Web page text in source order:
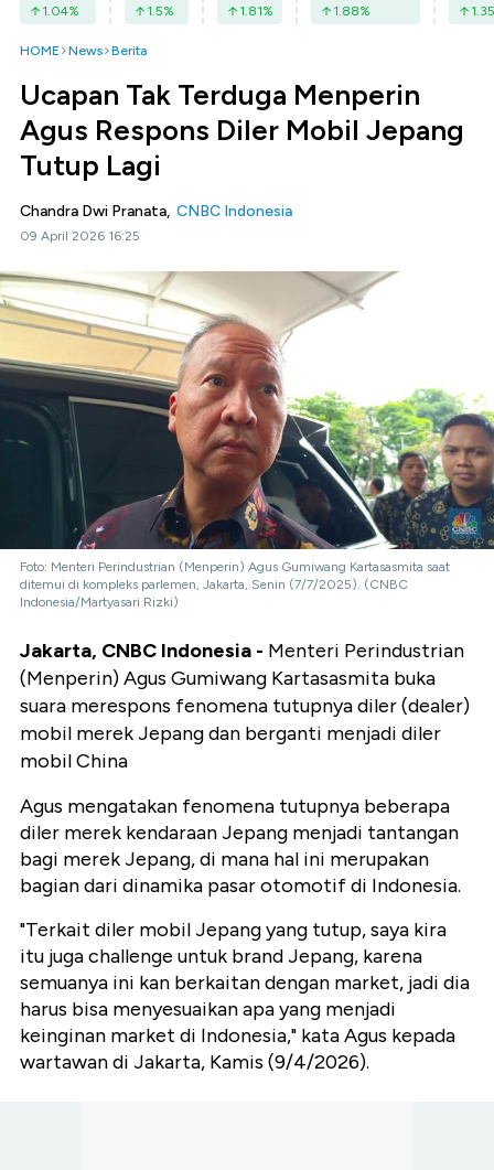
1.04% 1.5% 1.81% 1.88% 1.35
HOME News Berita
Ucapan Tak Terduga Menperin
Agus Respons Diler Mobil Jepang
Tutup Lagi
Chandra Dwi Pranata, CNBC Indonesia
09 April 2026 16:25
Foto: Menteri Perindustrian (Menperin) Agus Gumiwang Kartasasmita saat
ditemui di kompleks parlemen, Jakarta, Senin (7/7/2025). (CNBC
Indonesia/Martyasari Rizki)
Jakarta, CNBC Indonesia - Menteri Perindustrian
(Menperin) Agus Gumiwang Kartasasmita buka
suara merespons fenomena tutupnya diler (dealer)
mobil merek Jepang dan berganti menjadi diler
mobil China
Agus mengatakan fenomena tutupnya beberapa
diler merek kendaraan Jepang menjadi tantangan
bagi merek Jepang, di mana hal ini merupakan
bagian dari dinamika pasar otomotif di Indonesia.
"Terkait diler mobil Jepang yang tutup, saya kira
itu juga challenge untuk brand Jepang, karena
semuanya ini kan berkaitan dengan market, jadi dia
harus bisa menyesuaikan apa yang menjadi
keinginan market di Indonesia," kata Agus kepada
wartawan di Jakarta, Kamis (9/4/2026).